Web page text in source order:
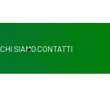
CHI SIAMO CONTATTI